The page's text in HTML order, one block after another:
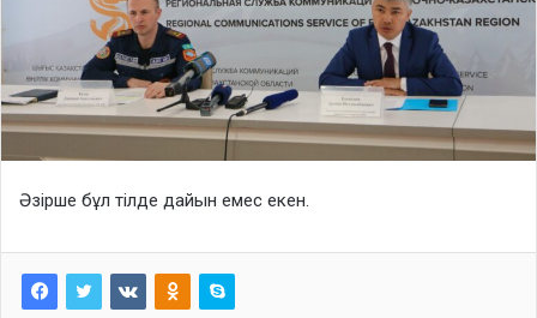
Әзірше бұл тілде дайын емес екен.